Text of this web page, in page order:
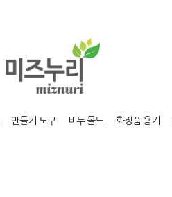
만들기 도구 비누 몰드 화장품 용기